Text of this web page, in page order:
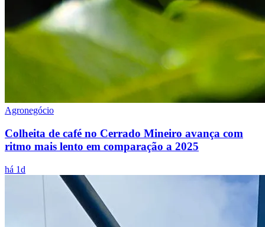
Agronegócio
Colheita de café no Cerrado Mineiro avança com
ritmo mais lento em comparação a 2025
há 1d